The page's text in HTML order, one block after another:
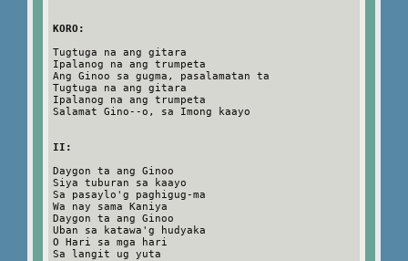
KORO:
Tugtuga na ang gitara
Ipalanog na ang trumpeta
Ang Ginoo sa gugma, pasalamatan ta
Tugtuga na ang gitara
Ipalanog na ang trumpeta
Salamat Gino--o, sa Imong kaayo
II:
Daygon ta ang Ginoo
Siya tuburan sa kaayo
Sa pasaylo'g paghigug-ma
Wa nay sama Kaniya
Daygon ta ang Ginoo
Uban sa katawa'g hudyaka
O Hari sa mga hari
Sa langit ug yuta